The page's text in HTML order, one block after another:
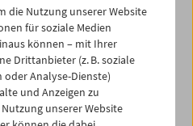
27
29
03 04
die Nutzung unserer Website
für soziale Medien
können – mit Ihrer
Drittanbieter (z. B. soziale
oder Analyse-Dienste)
und Anzeigen zu
unserer Website